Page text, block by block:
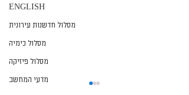
ENGLISH
מסלול חדשנות עירונית
מסלול כימיה
מסלול פיזיקה
מדעי המחשב